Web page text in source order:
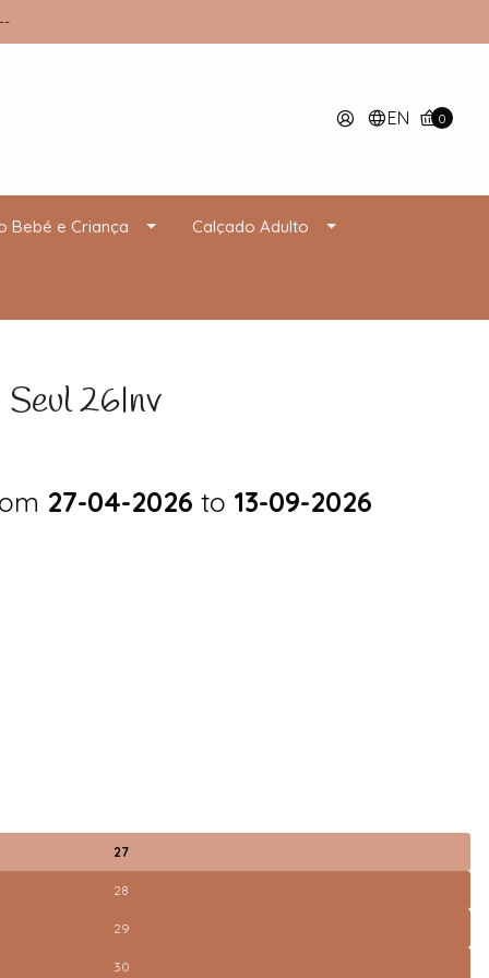
EN 0
Bebé e Criança Calçado Adulto
26Inv
27-04-2026 to 13-09-2026
27
28
29
30